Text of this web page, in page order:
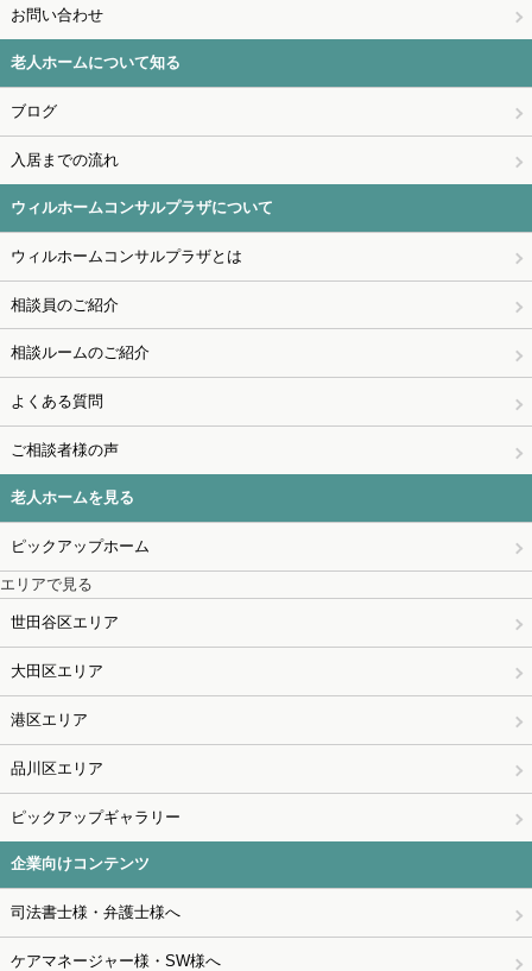
お問い合わせ
老人ホームについて知る
ブログ
入居までの流れ
ウィルホームコンサルプラザについて
ウィルホームコンサルプラザとは
相談員のご紹介
相談ルームのご紹介
よくある質問
ご相談者様の声
老人ホームを見る
ピックアップホーム
エリアで見る
世田谷区エリア
大田区エリア
港区エリア
品川区エリア
ピックアップギャラリー
企業向けコンテンツ
司法書士様・弁護士様へ
ケアマネージャー様・SW様へ